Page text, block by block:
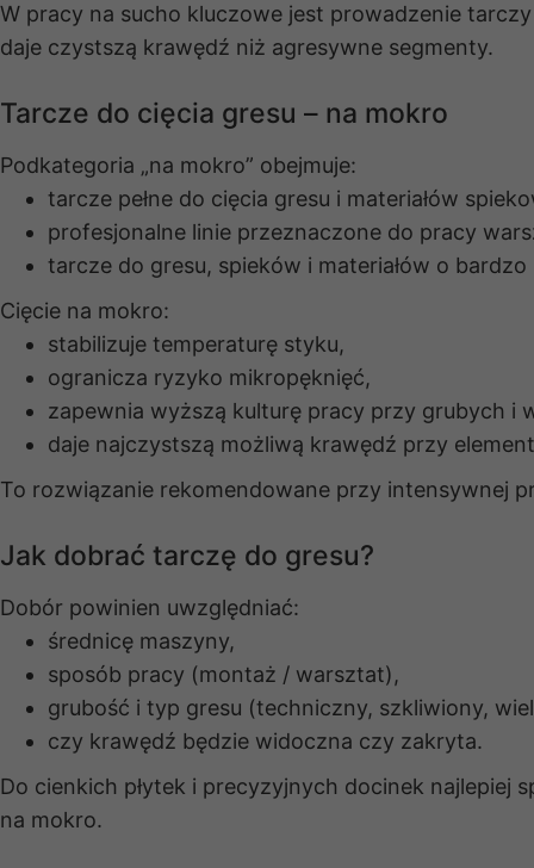
W pracy na sucho kluczowe jest prowadzenie
daje czystszą krawędź niż agresywne segmenty.
Tarcze do cięcia gresu – na mokro
Podkategoria „na mokro” obejmuje:
tarcze pełne do cięcia gresu i materiałów
profesjonalne linie przeznaczone do pracy
tarcze do gresu, spieków i materiałów o
Cięcie na mokro:
stabilizuje temperaturę styku,
ogranicza ryzyko mikropęknięć,
zapewnia wyższą kulturę pracy przy grubych i
daje najczystszą możliwą krawędź przy
To rozwiązanie rekomendowane przy intensywnej
Jak dobrać tarczę do gresu?
Dobór powinien uwzględniać:
średnicę maszyny,
sposób pracy (montaż / warsztat),
grubość i typ gresu (techniczny, szkliwiony,
czy krawędź będzie widoczna czy zakryta.
Do cienkich płytek i precyzyjnych docinek najlepiej
na mokro.